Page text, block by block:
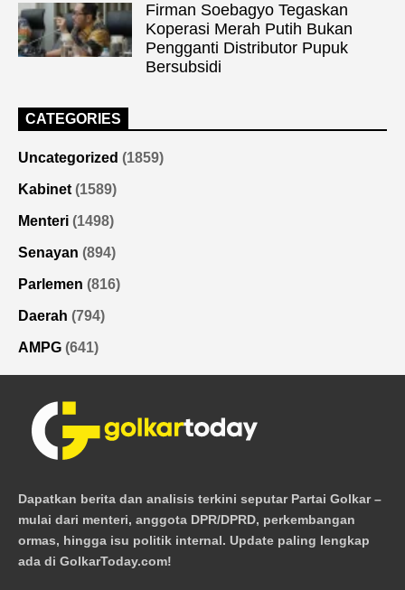
Firman Soebagyo Tegaskan
Koperasi Merah Putih Bukan
Pengganti Distributor Pupuk
Bersubsidi
CATEGORIES
Uncategorized (1859)
Kabinet (1589)
Menteri (1498)
Senayan (894)
Parlemen (816)
Daerah (794)
AMPG (641)
Dapatkan berita dan analisis terkini seputar Partai Golkar –
mulai dari menteri, anggota DPR/DPRD, perkembangan
ormas, hingga isu politik internal. Update paling lengkap
ada di GolkarToday.com!